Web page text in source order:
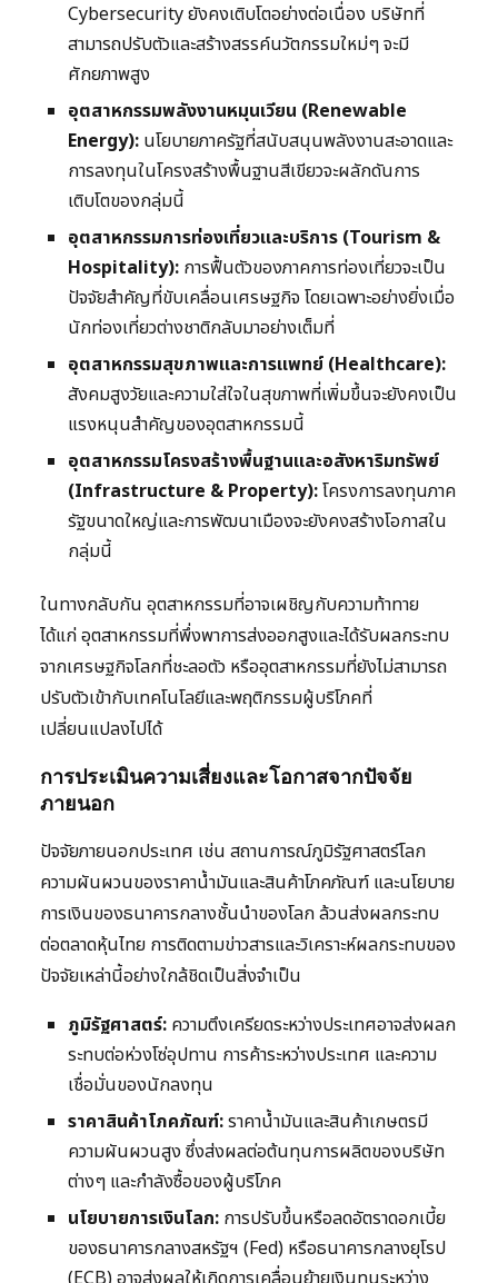
Cybersecurity ยังคงเติบโตอย่างต่อเนื่อง บริษัทที่
สามารถปรับตัวและสร้างสรรค์นวัตกรรมใหม่ๆ จะมี
ศักยภาพสูง
อุตสาหกรรมพลังงานหมุนเวียน (Renewable
Energy): นโยบายภาครัฐที่สนับสนุนพลังงานสะอาดและ
การลงทุนในโครงสร้างพื้นฐานสีเขียวจะผลักดันการ
เติบโตของกลุ่มนี้
อุตสาหกรรมการท่องเที่ยวและบริการ (Tourism &
Hospitality): การฟื้นตัวของภาคการท่องเที่ยวจะเป็น
ปัจจัยสำคัญที่ขับเคลื่อนเศรษฐกิจ โดยเฉพาะอย่างยิ่งเมื่อ
นักท่องเที่ยวต่างชาติกลับมาอย่างเต็มที่
อุตสาหกรรมสุขภาพและการแพทย์ (Healthcare):
สังคมสูงวัยและความใส่ใจในสุขภาพที่เพิ่มขึ้นจะยังคงเป็น
แรงหนุนสำคัญของอุตสาหกรรมนี้
อุตสาหกรรมโครงสร้างพื้นฐานและอสังหาริมทรัพย์
(Infrastructure & Property):โครงการลงทุนภาค
รัฐขนาดใหญ่และการพัฒนาเมืองจะยังคงสร้างโอกาสใน
กลุ่มนี้
ในทางกลับกัน อุตสาหกรรมที่อาจเผชิญกับความท้าทาย
ได้แก่ อุตสาหกรรมที่พึ่งพาการส่งออกสูงและได้รับผลกระทบ
จากเศรษฐกิจโลกที่ชะลอตัว หรืออุตสาหกรรมที่ยังไม่สามารถ
ปรับตัวเข้ากับเทคโนโลยีและพฤติกรรมผู้บริโภคที่
เปลี่ยนแปลงไปได้
การประเมินความเสี่ยงและโอกาสจากปัจจัย
ภายนอก
ปัจจัยภายนอกประเทศ เช่น สถานการณ์ภูมิรัฐศาสตร์โลก
ความผันผวนของราคาน้ำมันและสินค้าโภคภัณฑ์ และนโยบาย
การเงินของธนาคารกลางชั้นนำของโลก ล้วนส่งผลกระทบ
ต่อตลาดหุ้นไทย การติดตามข่าวสารและวิเคราะห์ผลกระทบของ
ปัจจัยเหล่านี้อย่างใกล้ชิดเป็นสิ่งจำเป็น
ภูมิรัฐศาสตร์: ความตึงเครียดระหว่างประเทศอาจส่งผลก
ระทบต่อห่วงโซ่อุปทาน การค้าระหว่างประเทศ และความ
เชื่อมั่นของนักลงทุน
ราคาสินค้าโภคภัณฑ์:ราคาน้ำมันและสินค้าเกษตรมี
ความผันผวนสูง ซึ่งส่งผลต่อต้นทุนการผลิตของบริษัท
ต่างๆ และกำลังซื้อของผู้บริโภค
นโยบายการเงินโลก: การปรับขึ้นหรือลดอัตราดอกเบี้ย
ของธนาคารกลางสหรัฐฯ (Fed) หรือธนาคารกลางยุโรป